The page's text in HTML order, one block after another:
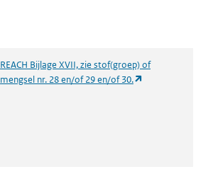
REACH Bijlage XVII, zie stof(groep) of
mengsel nr. 28 en/of 29 en/of 30.